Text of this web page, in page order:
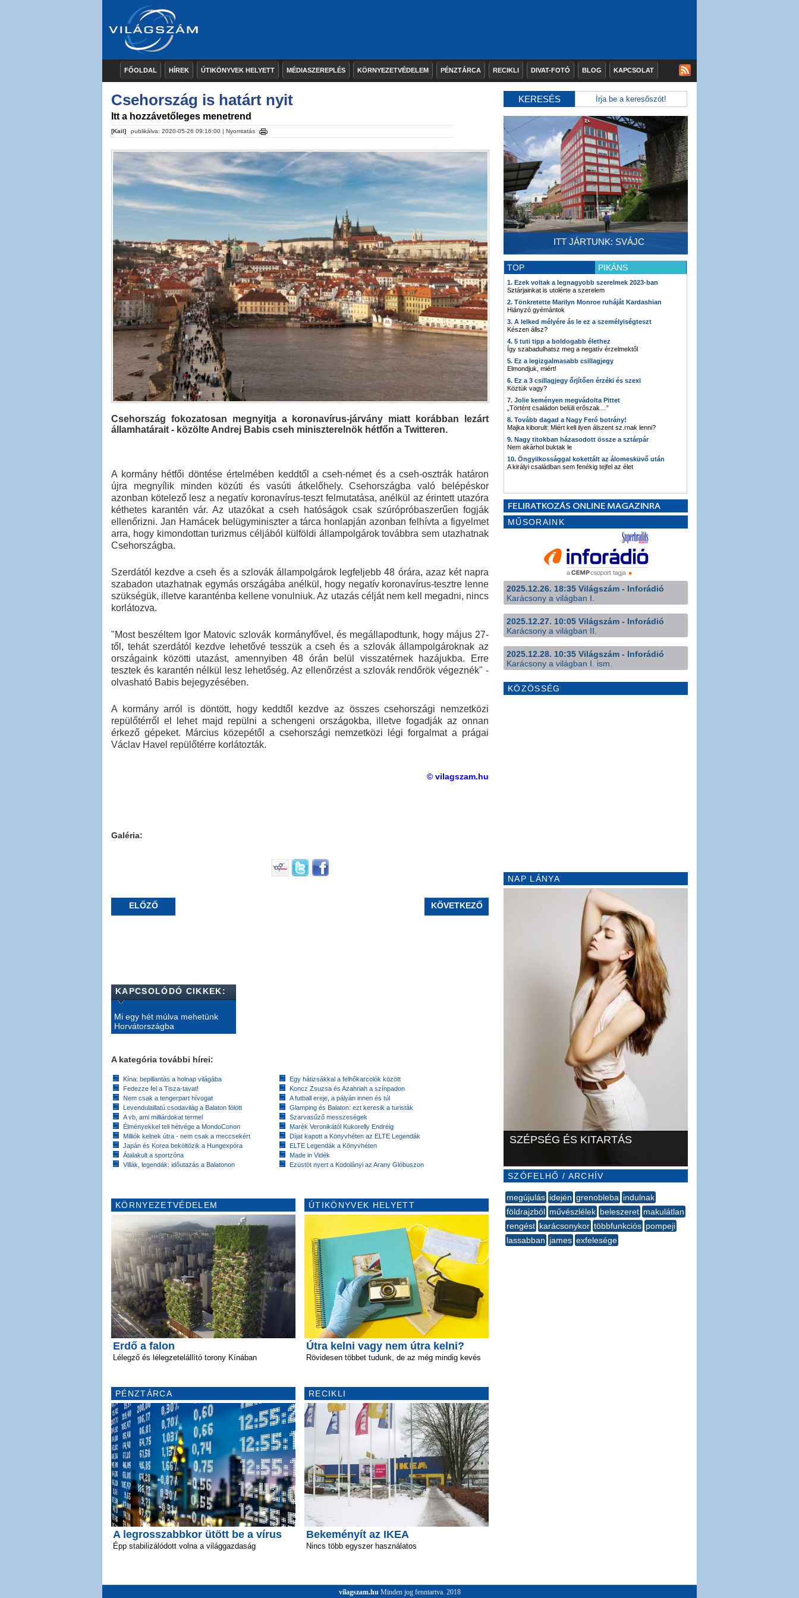
FŐOLDAL HÍREK ÚTIKÖNYVEK HELYETT MÉDIASZEREPLÉS KÖRNYEZETVÉDELEM PÉNZTÁRCA RECIKLI DIVAT-FOTÓ BLOG KAPCSOLAT
Csehország is határt nyit
Itt a hozzávetőleges menetrend
[Kail] publikálva: 2020-05-26 09:16:00 | Nyomtatás
Csehország fokozatosan megnyitja a koronavírus-járvány miatt korábban lezárt
államhatárait - közölte Andrej Babis cseh miniszterelnök hétfőn a Twitteren.
A kormány hétfői döntése értelmében keddtől a cseh-német és a cseh-osztrák határon
újra megnyílik minden közúti és vasúti átkelőhely. Csehországba való belépéskor
azonban kötelező lesz a negatív koronavírus-teszt felmutatása, anélkül az érintett utazóra
kéthetes karantén vár. Az utazókat a cseh hatóságok csak szúrópróbaszerűen fogják
ellenőrizni. Jan Hamácek belügyminiszter a tárca honlapján azonban felhívta a figyelmet
arra, hogy kimondottan turizmus céljából külföldi állampolgárok továbbra sem utazhatnak
Csehországba.
Szerdától kezdve a cseh és a szlovák állampolgárok legfeljebb 48 órára, azaz két napra
szabadon utazhatnak egymás országába anélkül, hogy negatív koronavírus-tesztre lenne
szükségük, illetve karanténba kellene vonulniuk. Az utazás célját nem kell megadni, nincs
korlátozva.
"Most beszéltem Igor Matovic szlovák kormányfővel, és megállapodtunk, hogy május 27-
től, tehát szerdától kezdve lehetővé tesszük a cseh és a szlovák állampolgároknak az
országaink közötti utazást, amennyiben 48 órán belül visszatérnek hazájukba. Erre
tesztek és karantén nélkül lesz lehetőség. Az ellenőrzést a szlovák rendőrök végeznék" -
olvasható Babis bejegyzésében.
A kormány arról is döntött, hogy keddtől kezdve az összes csehországi nemzetközi
repülőtérről el lehet majd repülni a schengeni országokba, illetve fogadják az onnan
érkező gépeket. Március közepétől a csehországi nemzetközi légi forgalmat a prágai
Václav Havel repülőtérre korlátozták.
© vilagszam.hu
Galéria:
ELŐZŐ KÖVETKEZŐ
KAPCSOLÓDÓ CIKKEK:
Mi egy hét múlva mehetünk
Horvátországba
A kategória további hírei:
Kína: bepillantás a holnap világába
Fedezze fel a Tisza-tavat!
Nem csak a tengerpart hívogat
Levendulaillatú csodavilág a Balaton fölött
A vb, ami milliárdokat termel
Élményekkel teli hétvége a MondoConon
Milliók kelnek útra - nem csak a meccsekért
Japán és Korea beköltözik a Hungexpóra
Átalakult a sportzóna
Villák, legendák: időutazás a Balatonon
Egy hátizsákkal a felhőkarcolók között
Koncz Zsuzsa és Azahriah a színpadon
A futball ereje, a pályán innen és túl
Glamping és Balaton: ezt keresik a turisták
Szarvasűző messzeségek
Marék Veronikától Kukorelly Endréig
Díjat kapott a Könyvhéten az ELTE Legendák
ELTE Legendák a Könyvhéten
Made in Vidék
Ezüstöt nyert a Kodolányi az Arany Glóbuszon
KÖRNYEZETVÉDELEM
Erdő a falon
Lélegző és lélegzetelállító torony Kínában
PÉNZTÁRCA
A legrosszabbkor ütött be a vírus
Épp stabilizálódott volna a világgazdaság
ÚTIKÖNYVEK HELYETT
Útra kelni vagy nem útra kelni?
Rövidesen többet tudunk, de az még mindig kevés
RECIKLI
Bekeményít az IKEA
Nincs több egyszer használatos
KERESÉS
ITT JÁRTUNK: SVÁJC
TOP PIKÁNS
1. Ezek voltak a legnagyobb szerelmek 2023-ban
Sztárjainkat is utolérte a szerelem
2. Tönkretette Marilyn Monroe ruháját Kardashian
Hiányzó gyémántok
3. A lelked mélyére ás le ez a személyiségteszt
Készen állsz?
4. 5 tuti tipp a boldogabb élethez
Így szabadulhatsz meg a negatív érzelmektől
5. Ez a legizgalmasabb csillagjegy
Elmondjuk, miért!
6. Ez a 3 csillagjegy őrjítően érzéki és szexi
Köztük vagy?
7. Jolie keményen megvádolta Pittet
„Történt családon belüli erőszak…”
8. Tovább dagad a Nagy Feró botrány!
Majka kiborult: Miért kell ilyen álszent sz.rnak lenni?
9. Nagy titokban házasodott össze a sztárpár
Nem akárhol buktak le
10. Öngyilkossággal kokettált az álomesküvő után
A királyi családban sem fenékig tejfel az élet
MŰSORAINK
2025.12.26. 18:35 Világszám - Inforádió
Karácsony a világban I.
2025.12.27. 10:05 Világszám - Inforádió
Karácsony a világban II.
2025.12.28. 10:35 Világszám - Inforádió
Karácsony a világban I. ism.
KÖZÖSSÉG
NAP LÁNYA
SZÉPSÉG ÉS KITARTÁS
SZÓFELHŐ / ARCHÍV
megújulás idején grenobleba indulnak
földrajzból művészlélek beleszeret makulátlan
rengést karácsonykor többfunkciós pompeji
lassabban james exfelesége
vilagszam.hu Minden jog fenntartva. 2018